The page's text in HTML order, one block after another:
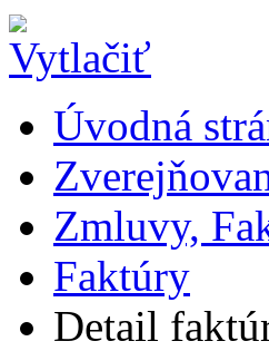
Úvodná
Zmluvy,
Faktúry
Detail